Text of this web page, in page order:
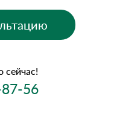
сейчас!
56